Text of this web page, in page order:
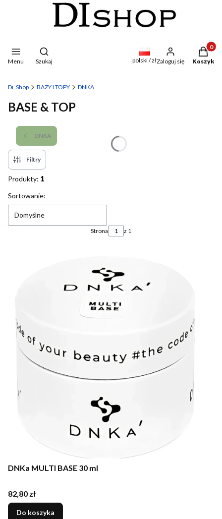
Menu
Otwórz wyszukiwarkę
Szukaj polski / złZaloguj się Koszyk
Di_Shop BAZY I TOPY DNKA
BASE & TOP
DNKA
Filtry
Produkty: 1
Lista produktów
Sortowanie:
Domyślne
Strona z 1
DNKa MULTI BASE 30 ml
Cena
82,80 zł
Do koszyka